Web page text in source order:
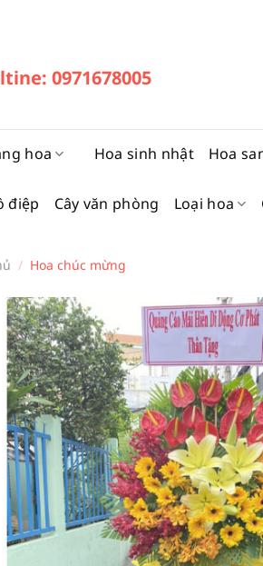
0971678005
hoa Hoa sinh nhật Hoa
điệp Cây văn phòng Loại hoa
/ Hoa chúc mừng